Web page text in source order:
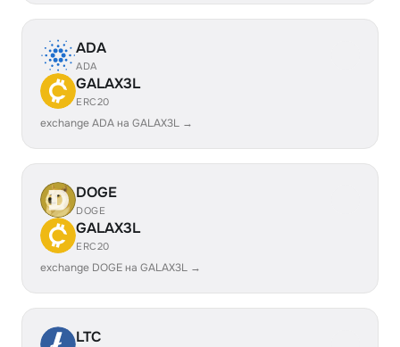
ADA
ADA
GALAX3L
ERC20
exchange ADA на GALAX3L →
DOGE
DOGE
GALAX3L
ERC20
exchange DOGE на GALAX3L →
LTC